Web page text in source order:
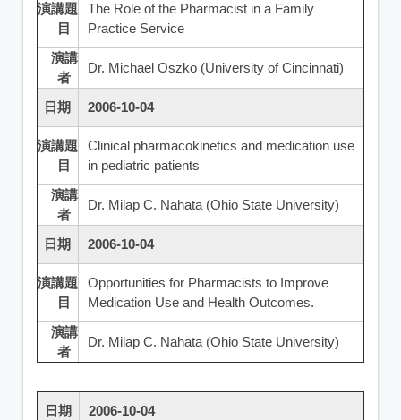
演講題
目
The Role of the Pharmacist in a Family
Practice Service
演講
者
Dr. Michael Oszko (University of Cincinnati)
日期 2006-10-04
演講題
目
Clinical pharmacokinetics and medication use
in pediatric patients
演講
者
Dr. Milap C. Nahata (Ohio State University)
日期 2006-10-04
演講題
目
Opportunities for Pharmacists to Improve
Medication Use and Health Outcomes.
演講
者
Dr. Milap C. Nahata (Ohio State University)
日期 2006-10-04